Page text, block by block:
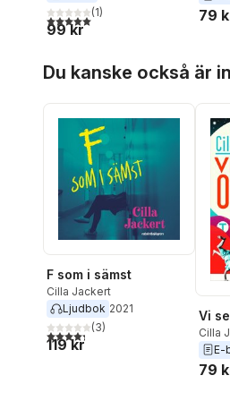
5,0utav 5 stjärnor. Totalt antal
(1)
99 kr
79
Du kanske också är
F som i sämst
Cilla Jackert
Ljudbok 2021
4,3utav 5 stjärnor. Totalt antal
(3)
119 kr
Vi
Cilla
E-
79